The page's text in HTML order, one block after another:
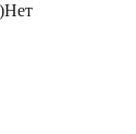
Нет